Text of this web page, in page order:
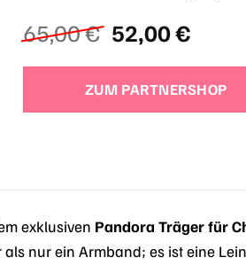
65,00€
Preis
war:
65,00 €
52,00€
ist:
52,00
ZUM PARTNERSHOP
exklusiven Pandora Träger für
nur ein Armband; es ist eine